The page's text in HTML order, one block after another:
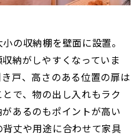
の収納棚を壁面に設置。
納がしやすくなっていま
戸、高さのある位置の扉は
で、物の出し入れもラク
あるのもポイントが高い
丈や用途に合わせて家具